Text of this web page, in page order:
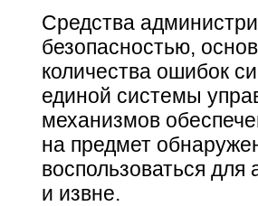
Средства
безопасностью,
количества ошибок
единой системы
механизмов
на предмет
воспользоваться для
и извне.